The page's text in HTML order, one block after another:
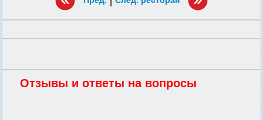
Отзывы и ответы на вопросы